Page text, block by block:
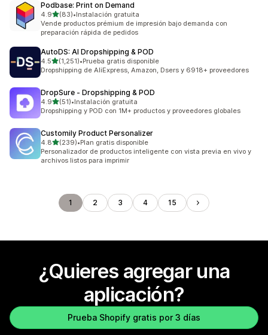
Podbase: Print on Demand
4.9de 5 estrellas
(83)
83 reseñas en total
•Instalación gratuita
Vende productos prémium de impresión bajo demanda con
preparación rápida de pedidos
AutoDS: AI Dropshipping & POD
4.5de 5 estrellas
(1,251)
1251 reseñas en total
•Prueba gratis disponible
Dropshipping de AliExpress, Amazon, Dsers y 6918+ proveedores
DropSure ‑ Dropshipping & POD
4.9de 5 estrellas
(51)
51 reseñas en total
•Instalación gratuita
Dropshipping y POD con 1M+ productos y proveedores globales
Customily Product Personalizer
4.8de 5 estrellas
(239)
239 reseñas en total
•Plan gratis disponible
Personalizador de productos inteligente con vista previa en vivo y
archivos listos para imprimir
1 2 3 4 15
¿Quieres agregar una
aplicación?
Prueba Shopify gratis por 3 días